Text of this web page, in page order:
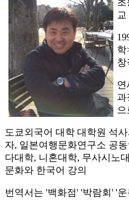
초
교
학
창
연
과
으
도쿄외국어 대학 대학원 석
자, 일본여행문화연구소 공
다대학, 니혼대학, 무사시노
문화와 한국어 강의
번역서는 '백화점' '박람회' '